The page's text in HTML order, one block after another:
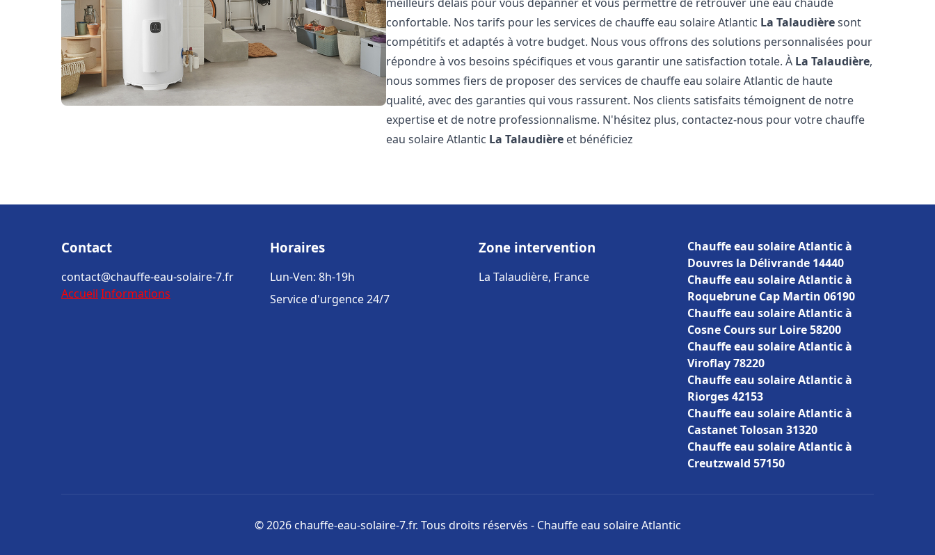
confortable. Nos tarifs pour les services de chauffe eau solaire Atlantic La Talaudièresont
compétitifs et adaptés à votre budget. Nous vous offrons des solutions personnalisées pour
répondre à vos besoins spécifiques et vous garantir une satisfaction totale. À La Talaudière,
nous sommes fiers de proposer des services de chauffe eau solaire Atlantic de haute
qualité, avec des garanties qui vous rassurent. Nos clients satisfaits témoignent de notre
expertise et de notre professionnalisme. N'hésitez plus, contactez-nous pour votre chauffe
eau solaire Atlantic La Talaudière et bénéficiez
Contact
contact@chauffe-eau-solaire-7.fr
Accueil Informations
Horaires
Lun-Ven: 8h-19h
Service d'urgence 24/7
Zone intervention
La Talaudière, France
Chauffe eau solaire Atlantic à
Douvres la Délivrande 14440
Chauffe eau solaire Atlantic à
Roquebrune Cap Martin 06190
Chauffe eau solaire Atlantic à
Cosne Cours sur Loire 58200
Chauffe eau solaire Atlantic à
Viroflay 78220
Chauffe eau solaire Atlantic à
Riorges 42153
Chauffe eau solaire Atlantic à
Castanet Tolosan 31320
Chauffe eau solaire Atlantic à
Creutzwald 57150
© 2026 chauffe-eau-solaire-7.fr. Tous droits réservés - Chauffe eau solaire Atlantic